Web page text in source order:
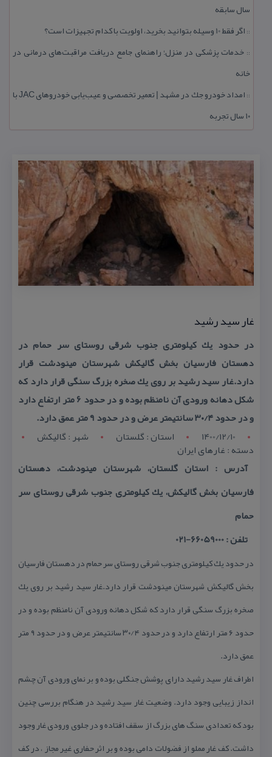
سال سابقه
:: اگر فقط 10 وسیله بتوانید بخرید، اولویت با كدام تجهیزات است؟
:: خدمات پزشكی در منزل؛ راهنمای جامع دریافت مراقبت‌های درمانی در
خانه
::
امداد خودرو جك در مشهد | تعمیر تخصصی و عیب‌یابی خودروهای JAC با
۱۰ سال تجربه
غار سید رشید
در حدود یك كیلومتری جنوب شرقی روستای سر حمام در
دهستان فارسیان بخش گالیكش شهرستان مینودشت قرار
دارد.غار سید رشید بر روی یك صخره بزرگ سنگی قرار دارد كه
شكل دهانه ورودی آن نامنظم بوده و در حدود ۶ متر ارتفاع دارد
و در حدود ۳۰/۴ سانتیمتر عرض و در حدود ۹ متر عمق دارد.
1400/12/10
استان : گلستان شهر : گاليکش
دسته : غارهای ایران
آدرس : استان گلستان، شهرستان مینودشت، دهستان
فارسیان بخش گالیكش، یك كیلومتری جنوب شرقی روستای سر
حمام
تلفن : 66059000-021
در حدود یك كیلومتری جنوب شرقی روستای سر حمام در دهستان فارسیان
بخش گالیكش شهرستان مینودشت قرار دارد.غار سید رشید بر روی یك
صخره بزرگ سنگی قرار دارد كه شكل دهانه ورودی آن نامنظم بوده و در
حدود ۶ متر ارتفاع دارد و در حدود ۳۰/۴ سانتیمتر عرض و در حدود ۹ متر
عمق دارد.
اطراف غار سید رشید دارای پوشش جنگلی بوده و بر نمای ورودی آن چشم
انداز زیبایی وجود دارد. وضعیت غار سید رشید در هنگام بررسی چنین
بود كه تعدادی سنگ های بزرگ از سقف افتاده و در جلوی ورودی غار وجود
داشت. كف غار مملو از فضولات دامی بوده و بر اثر حفاری غیر مجاز ، در كف